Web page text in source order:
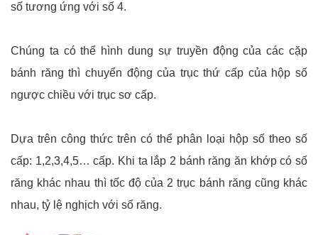
số tương ứng với số 4.
Chúng ta có thể hình dung sự truyền động của các cặp
bánh răng thì chuyển động của trục thứ cấp của hộp số
ngược chiều với trục sơ cấp.
Dựa trên công thức trên có thể phân loại hộp số theo số
cấp: 1,2,3,4,5… cấp. Khi ta lắp 2 bánh răng ăn khớp có số
răng khác nhau thì tốc độ của 2 trục bánh răng cũng khác
nhau, tỷ lệ nghịch với số răng.